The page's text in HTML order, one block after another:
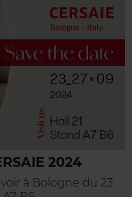
2024
à Bologne du 23